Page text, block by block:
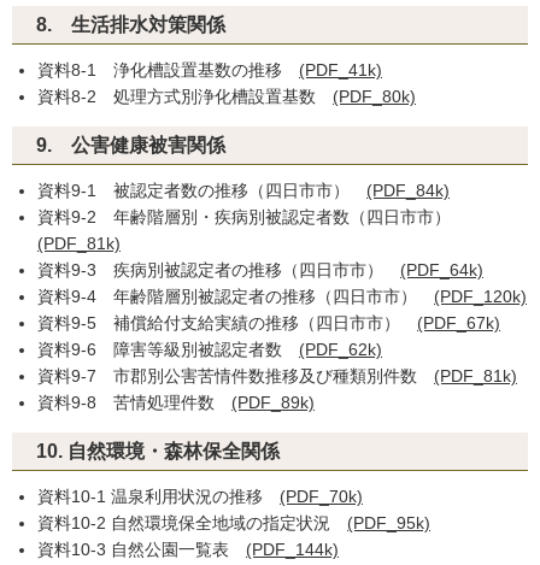
8. 生活排水対策関係
資料8-1 浄化槽設置基数の推移 (PDF_41k)
資料8-2 処理方式別浄化槽設置基数 (PDF_80k)
9. 公害健康被害関係
資料9-1 被認定者数の推移（四日市市） (PDF_84k)
資料9-2 年齢階層別・疾病別被認定者数（四日市市）
(PDF_81k)
資料9-3 疾病別被認定者の推移（四日市市） (PDF_64k)
資料9-4 年齢階層別被認定者の推移（四日市市） (PDF_120k)
資料9-5 補償給付支給実績の推移（四日市市） (PDF_67k)
資料9-6 障害等級別被認定者数 (PDF_62k)
資料9-7 市郡別公害苦情件数推移及び種類別件数 (PDF_81k)
資料9-8 苦情処理件数 (PDF_89k)
10. 自然環境・森林保全関係
資料10-1 温泉利用状況の推移 (PDF_70k)
資料10-2 自然環境保全地域の指定状況 (PDF_95k)
資料10-3 自然公園一覧表 (PDF_144k)